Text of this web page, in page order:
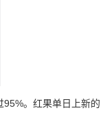
。红果单日上新的